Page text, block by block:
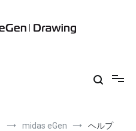
midas eGen ヘルプ